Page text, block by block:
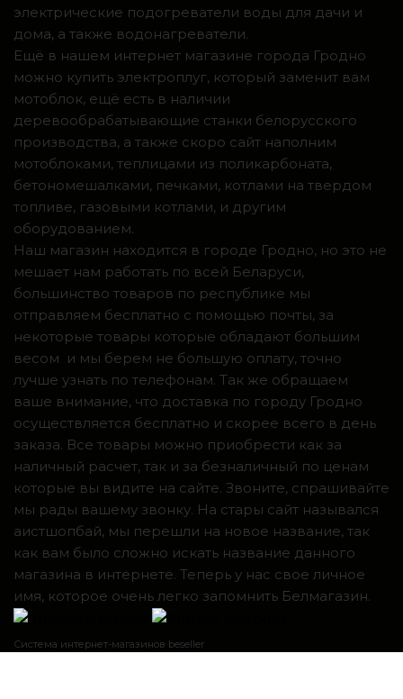
электрические подогреватели воды для дачи и
дома, а также водонагреватели.
Ещё в нашем интернет магазине города Гродно
можно купить электроплуг, который заменит вам
мотоблок, ещё есть в наличии
деревообрабатывающие станки белорусского
производства, а также скоро сайт наполним
мотоблоками, теплицами из поликарбоната,
бетономешалками, печками, котлами на твердом
топливе, газовыми котлами, и другим
оборудованием.
Наш магазин находится в городе Гродно, но это не
мешает нам работать по всей Беларуси,
большинство товаров по республике мы
отправляем бесплатно с помощью почты, за
некоторые товары которые обладают большим
весом и мы берем не большую оплату, точно
лучше узнать по телефонам. Так же обращаем
ваше внимание, что доставка по городу Гродно
осуществляется бесплатно и скорее всего в день
заказа. Все товары можно приобрести как за
наличный расчет, так и за безналичный по ценам
которые вы видите на сайте. Звоните, спрашивайте
мы рады вашему звонку. На стары сайт назывался
аистшопбай, мы перешли на новое название, так
как вам было сложно искать название данного
магазина в интернете. Теперь у нас свое личное
имя, которое очень легко запомнить Белмагазин.
Система интернет-магазинов beseller